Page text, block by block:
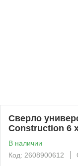
Сверло
Construction 6
В наличии
Код: 2608900612